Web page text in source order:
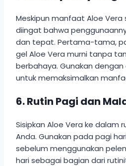
Meskipun manfaat Aloe Vera
diingat bahwa
dan tepat. Pertama-tama,
gel Aloe Vera murni tanpa
berbahaya. Gunakan
untuk memaksimalkan
6.Rutin Pagi dan
Sisipkan Aloe Vera ke dalam
Anda. Gunakan pada pagi
sebelum menggunakan
hari sebagai bagian dari